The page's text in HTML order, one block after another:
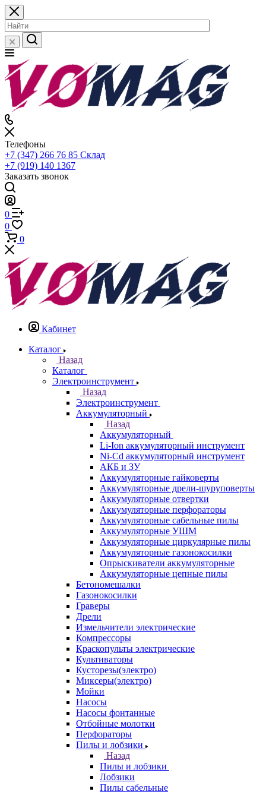
Телефоны
+7 (347) 266 76 85 Склад
+7 (919) 140 1367
Заказать звонок
0
0
0
Кабинет
Каталог
Назад
Каталог
Электроинструмент
Назад
Электроинструмент
Аккумуляторный
Назад
Аккумуляторный
Li-Ion аккумуляторный инструмент
Ni-Cd аккумуляторный инструмент
АКБ и ЗУ
Аккумуляторные гайковерты
Аккумуляторные дрели-шуруповерты
Аккумуляторные отвертки
Аккумуляторные перфораторы
Аккумуляторные сабельные пилы
Аккумуляторные УШМ
Аккумуляторные циркулярные пилы
Аккумуляторные газонокосилки
Опрыскиватели аккумуляторные
Аккумуляторные цепные пилы
Бетономешалки
Газонокосилки
Граверы
Дрели
Измельчители электрические
Компрессоры
Краскопульты электрические
Культиваторы
Кусторезы(электро)
Миксеры(электро)
Мойки
Насосы
Насосы фонтанные
Отбойные молотки
Перфораторы
Пилы и лобзики
Назад
Пилы и лобзики
Лобзики
Пилы сабельные